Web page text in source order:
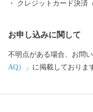
クレジットカード決済
お申し込みに関して
不明点がある場合、お問
AQ）」 に掲載しておりま